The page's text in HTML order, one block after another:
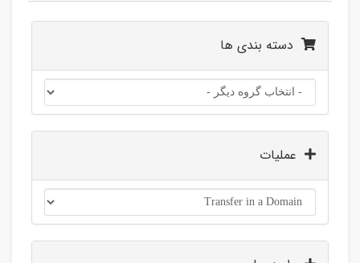
دسته بندی ها
عملیات